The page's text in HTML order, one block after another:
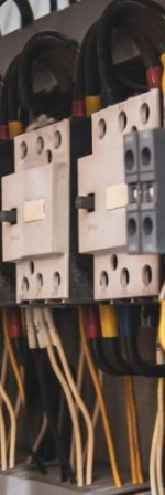
Position
Pressure